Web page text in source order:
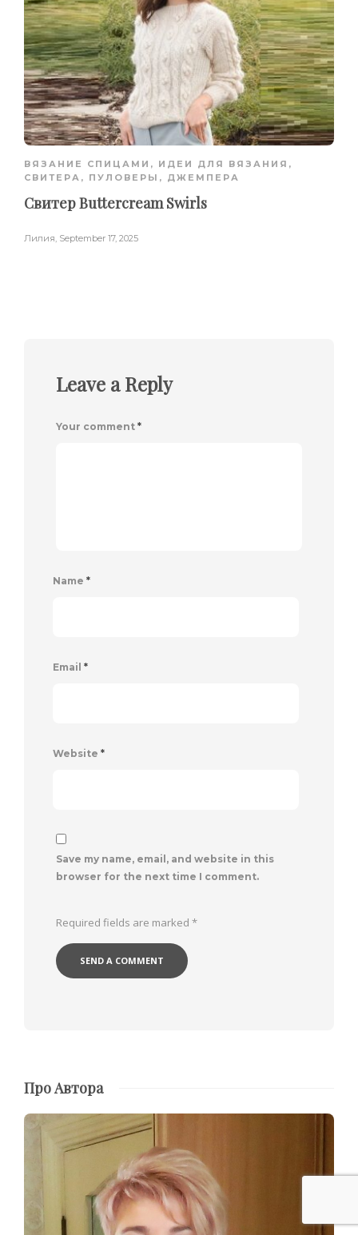
ВЯЗАНИЕ СПИЦАМИ , ИДЕИ ДЛЯ ВЯЗАНИЯ ,
СВИТЕРА, ПУЛОВЕРЫ, ДЖЕМПЕРА
Свитер Buttercream Swirls
Лилия, September 17, 2025
Leave a Reply
Your comment *
Name *
Email *
Website *
Save my name, email, and website in this
browser for the next time I comment.
Required fields are marked *
Про Автора